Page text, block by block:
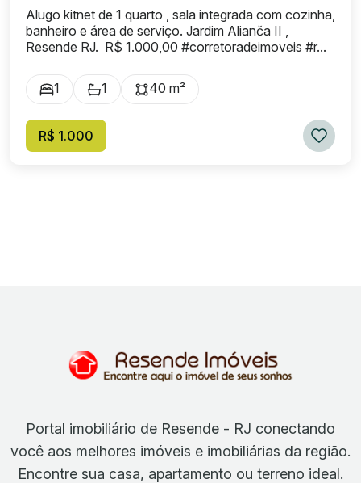
Alugo kitnet de 1 quarto , sala integrada com cozinha,
banheiro e área de serviço. Jardim Alianča II ,
Resende RJ. R$ 1.000,00 #corretoradeimoveis #r...
1 1 40 m²
R$ 1.000
Portal imobiliário de Resende - RJ conectando
você aos melhores imóveis e imobiliárias da região.
Encontre sua casa, apartamento ou terreno ideal.